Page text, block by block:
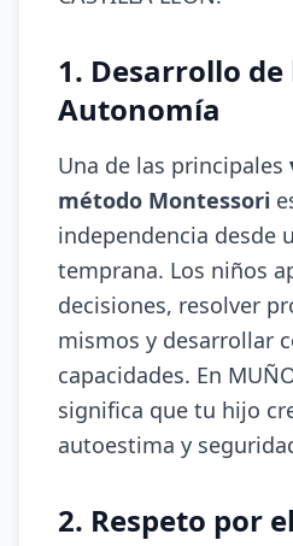
1. Desarrollo de
Autonomía
Una de las principales
método Montessori
independencia desde
temprana. Los niños
decisiones, resolver
mismos y desarrollar
capacidades. En
significa que tu hijo
autoestima y
2. Respeto por